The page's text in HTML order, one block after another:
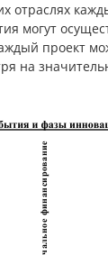
отраслях
проект
на